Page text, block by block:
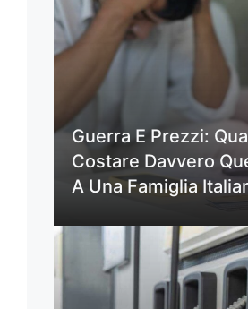
Guerra E Prezzi:
Costare Davvero
A Una Famiglia